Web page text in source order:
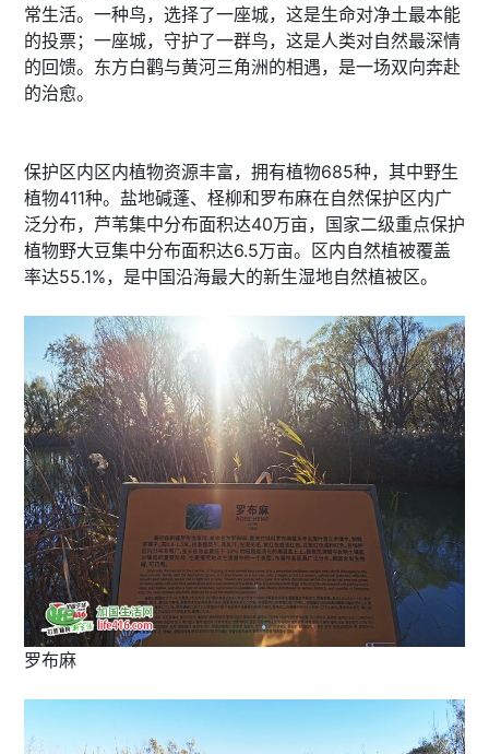
常生活。一种鸟，选择了一座城，这是生命对净土最本能
的投票；一座城，守护了一群鸟，这是人类对自然最深情
的回馈。东方白鹳与黄河三角洲的相遇，是一场双向奔赴
的治愈。
保护区内区内植物资源丰富，拥有植物685种，其中野生
植物411种。盐地碱蓬、柽柳和罗布麻在自然保护区内广
泛分布，芦苇集中分布面积达40万亩，国家二级重点保护
植物野大豆集中分布面积达6.5万亩。区内自然植被覆盖
率达55.1%，是中国沿海最大的新生湿地自然植被区。
罗布麻